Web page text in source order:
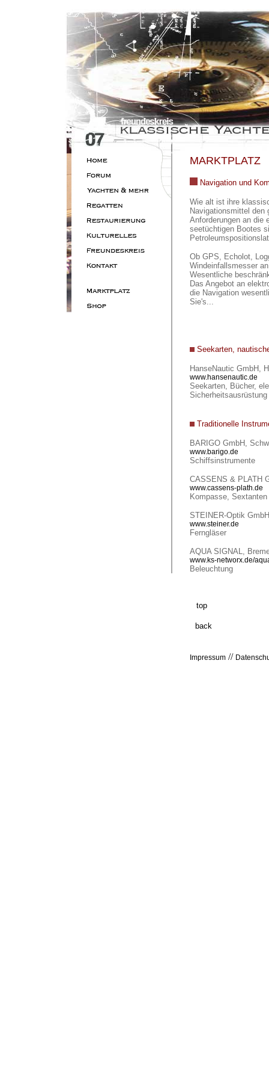
MARKTPLATZ
Navigation und
Wie alt ist ihre
Navigationsmittel den
Anforderungen an die
seetüchtigen Bootes
Ob GPS, Echolot,
Windeinfallsmesser
Wesentliche
Das Angebot an
die Navigation
Sie's...
Seekarten,
HanseNautic GmbH,
www.hansenautic.de
Seekarten, Bücher,
Sicherheitsausrüstung
Traditionelle
BARIGO GmbH,
www.barigo.de
Schiffsinstrumente
CASSENS & PLATH
www.cassens-plath.de
Kompasse, Sextanten
STEINER-Optik
www.steiner.de
Ferngläser
AQUA SIGNAL,
www.ks-networx.de/
Beleuchtung
top.......
back
Impressum//